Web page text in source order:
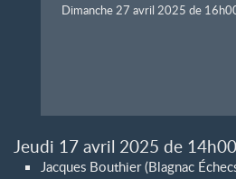
Dimanche 27 avril 2025 de
Jeudi 17 avril 2025 de
Jacques Bouthier (Blagnac